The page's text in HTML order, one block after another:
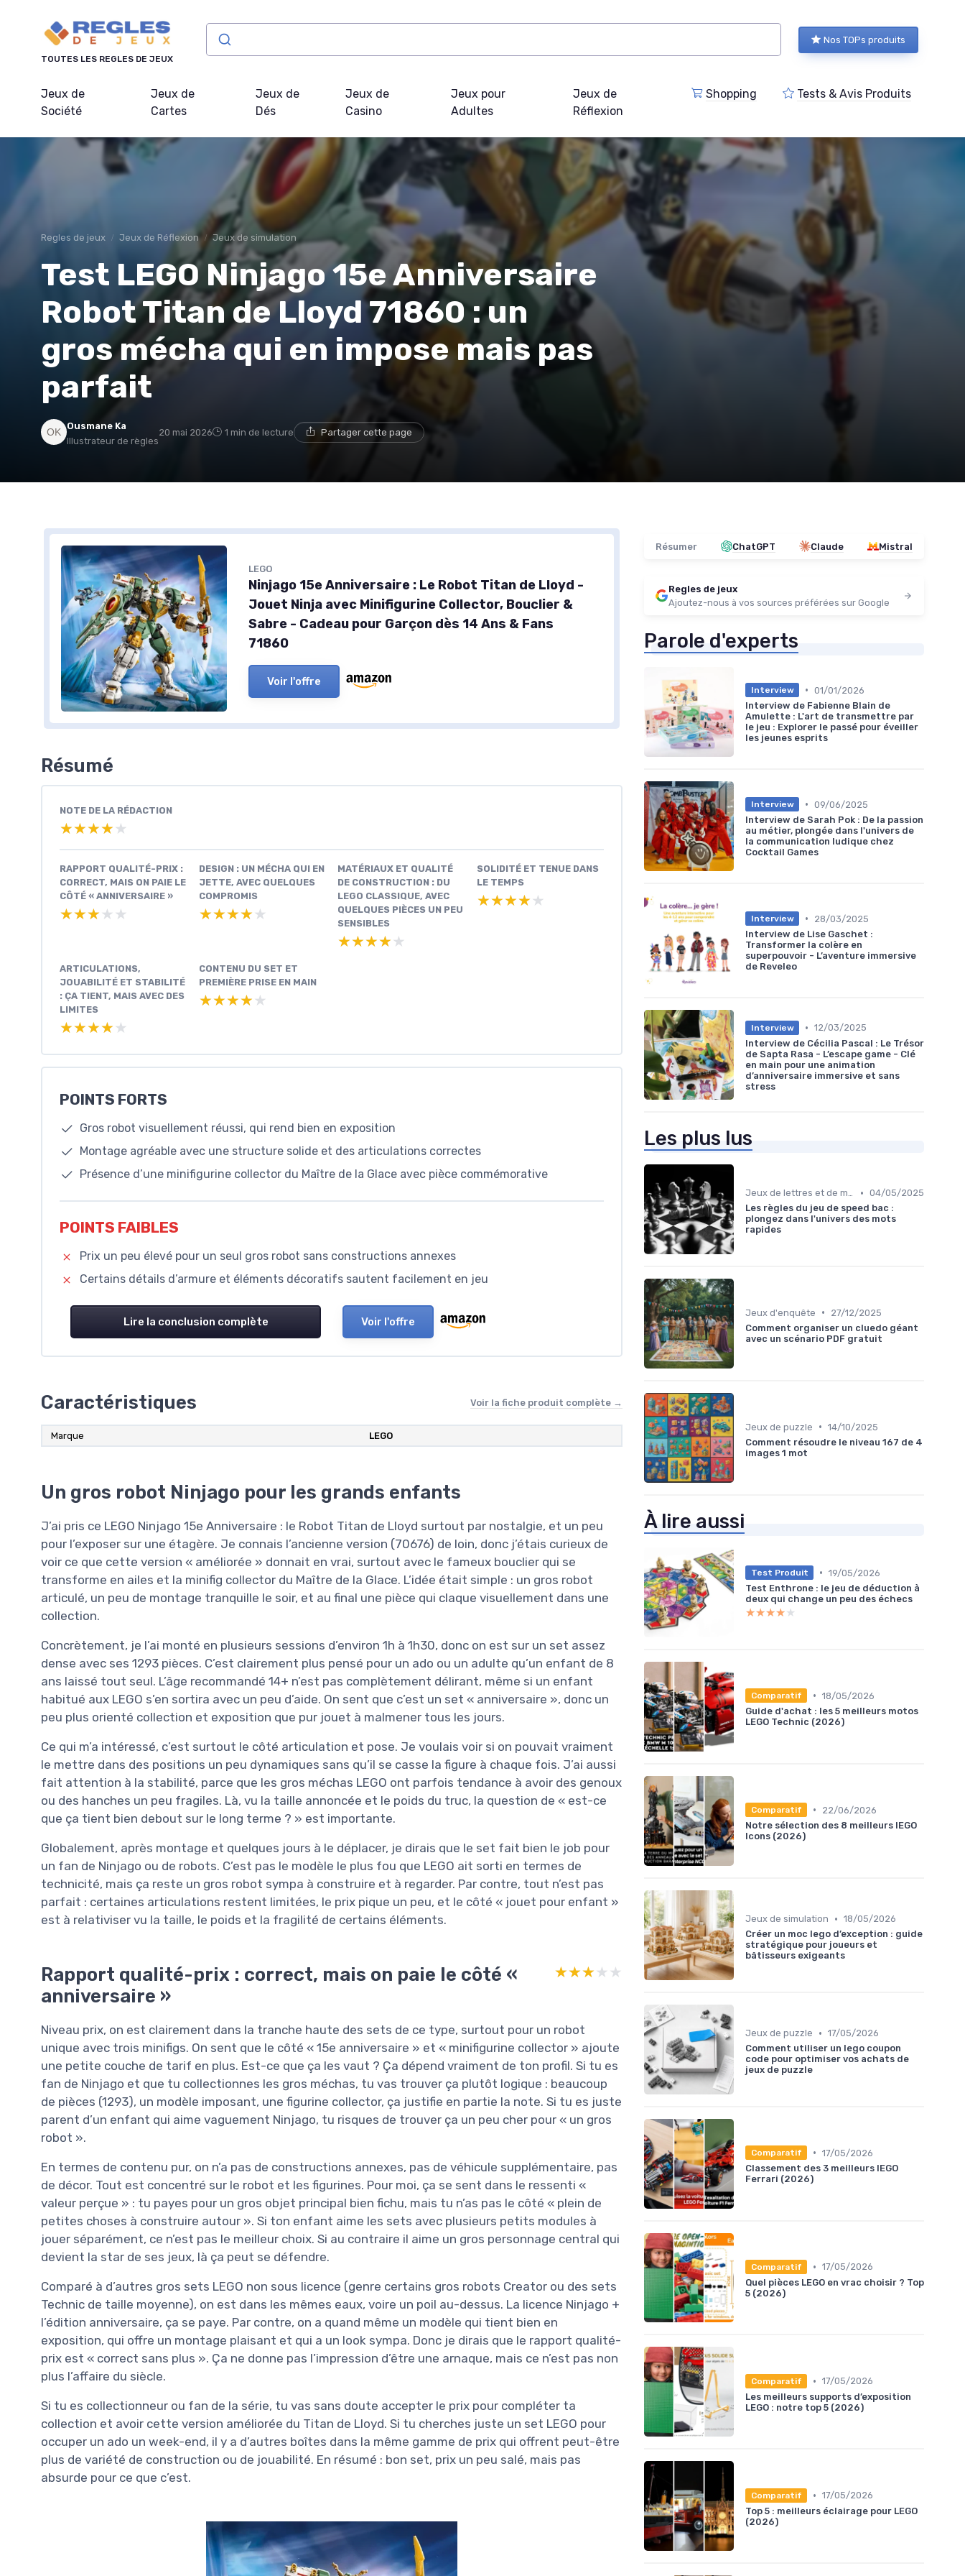
TOUTES LES REGLES DE JEUX
Nos TOPs produits
Jeux de
Société
Jeux de
Cartes
Jeux de
Dés
Jeux de
Casino
Jeux pour
Adultes
Jeux de
Réflexion
Shopping Tests & Avis Produits
Regles de jeux Jeux de Réflexion Jeux de simulation
Test LEGO Ninjago 15e Anniversaire
Robot Titan de Lloyd 71860 : un
gros mécha qui en impose mais pas
parfait
Ousmane Ka
Illustrateur de règles
20 mai 2026 1 min de lecture Partager cette page
LEGO
Ninjago 15e Anniversaire : Le Robot Titan de Lloyd -
Jouet Ninja avec Minifigurine Collector, Bouclier &
Sabre - Cadeau pour Garçon dès 14 Ans & Fans
71860
Voir l'offre
Résumé
NOTE DE LA RÉDACTION
★★★★★
★★★★★
RAPPORT QUALITÉ-PRIX :
CORRECT, MAIS ON PAIE LE
CÔTÉ « ANNIVERSAIRE »
★★★★★
★★★★★
DESIGN : UN MÉCHA QUI EN
JETTE, AVEC QUELQUES
COMPROMIS
★★★★★
★★★★★
MATÉRIAUX ET QUALITÉ
DE CONSTRUCTION : DU
LEGO CLASSIQUE, AVEC
QUELQUES PIÈCES UN PEU
SENSIBLES
★★★★★
★★★★★
SOLIDITÉ ET TENUE DANS
LE TEMPS
★★★★★
★★★★★
ARTICULATIONS,
JOUABILITÉ ET STABILITÉ
: ÇA TIENT, MAIS AVEC DES
LIMITES
★★★★★
★★★★★
CONTENU DU SET ET
PREMIÈRE PRISE EN MAIN
★★★★★
★★★★★
POINTS FORTS
Gros robot visuellement réussi, qui rend bien en exposition
Montage agréable avec une structure solide et des articulations correctes
Présence d’une minifigurine collector du Maître de la Glace avec pièce commémorative
POINTS FAIBLES
Prix un peu élevé pour un seul gros robot sans constructions annexes
Certains détails d’armure et éléments décoratifs sautent facilement en jeu
Lire la conclusion complète Voir l'offre
Caractéristiques Voir la fiche produit complète →
Marque LEGO
Un gros robot Ninjago pour les grands enfants
J’ai pris ce LEGO Ninjago 15e Anniversaire : le Robot Titan de Lloyd surtout par nostalgie, et un peu
pour l’exposer sur une étagère. Je connais l’ancienne version (70676) de loin, donc j’étais curieux de
voir ce que cette version « améliorée » donnait en vrai, surtout avec le fameux bouclier qui se
transforme en ailes et la minifig collector du Maître de la Glace. L’idée était simple : un gros robot
articulé, un peu de montage tranquille le soir, et au final une pièce qui claque visuellement dans une
collection.
Concrètement, je l’ai monté en plusieurs sessions d’environ 1h à 1h30, donc on est sur un set assez
dense avec ses 1293 pièces. C’est clairement plus pensé pour un ado ou un adulte qu’un enfant de 8
ans laissé tout seul. L’âge recommandé 14+ n’est pas complètement délirant, même si un enfant
habitué aux LEGO s’en sortira avec un peu d’aide. On sent que c’est un set « anniversaire », donc un
peu plus orienté collection et exposition que pur jouet à malmener tous les jours.
Ce qui m’a intéressé, c’est surtout le côté articulation et pose. Je voulais voir si on pouvait vraiment
le mettre dans des positions un peu dynamiques sans qu’il se casse la figure à chaque fois. J’ai aussi
fait attention à la stabilité, parce que les gros méchas LEGO ont parfois tendance à avoir des genoux
ou des hanches un peu fragiles. Là, vu la taille annoncée et le poids du truc, la question de « est-ce
que ça tient bien debout sur le long terme ? » est importante.
Globalement, après montage et quelques jours à le déplacer, je dirais que le set fait bien le job pour
un fan de Ninjago ou de robots. C’est pas le modèle le plus fou que LEGO ait sorti en termes de
technicité, mais ça reste un gros robot sympa à construire et à regarder. Par contre, tout n’est pas
parfait : certaines articulations restent limitées, le prix pique un peu, et le côté « jouet pour enfant »
est à relativiser vu la taille, le poids et la fragilité de certains éléments.
Rapport qualité-prix : correct, mais on paie le côté «
anniversaire »
★★★★★
★★★★★
Niveau prix, on est clairement dans la tranche haute des sets de ce type, surtout pour un robot
unique avec trois minifigs. On sent que le côté « 15e anniversaire » et « minifigurine collector » ajoute
une petite couche de tarif en plus. Est-ce que ça les vaut ? Ça dépend vraiment de ton profil. Si tu es
fan de Ninjago et que tu collectionnes les gros méchas, tu vas trouver ça plutôt logique : beaucoup
de pièces (1293), un modèle imposant, une figurine collector, ça justifie en partie la note. Si tu es juste
parent d’un enfant qui aime vaguement Ninjago, tu risques de trouver ça un peu cher pour « un gros
robot ».
En termes de contenu pur, on n’a pas de constructions annexes, pas de véhicule supplémentaire, pas
de décor. Tout est concentré sur le robot et les figurines. Pour moi, ça se sent dans le ressenti «
valeur perçue » : tu payes pour un gros objet principal bien fichu, mais tu n’as pas le côté « plein de
petites choses à construire autour ». Si ton enfant aime les sets avec plusieurs petits modules à
jouer séparément, ce n’est pas le meilleur choix. Si au contraire il aime un gros personnage central qui
devient la star de ses jeux, là ça peut se défendre.
Comparé à d’autres gros sets LEGO non sous licence (genre certains gros robots Creator ou des sets
Technic de taille moyenne), on est dans les mêmes eaux, voire un poil au-dessus. La licence Ninjago +
l’édition anniversaire, ça se paye. Par contre, on a quand même un modèle qui tient bien en
exposition, qui offre un montage plaisant et qui a un look sympa. Donc je dirais que le rapport qualité-
prix est « correct sans plus ». Ça ne donne pas l’impression d’être une arnaque, mais ce n’est pas non
plus l’affaire du siècle.
Si tu es collectionneur ou fan de la série, tu vas sans doute accepter le prix pour compléter ta
collection et avoir cette version améliorée du Titan de Lloyd. Si tu cherches juste un set LEGO pour
occuper un ado un week-end, il y a d’autres boîtes dans la même gamme de prix qui offrent peut-être
plus de variété de construction ou de jouabilité. En résumé : bon set, prix un peu salé, mais pas
absurde pour ce que c’est.
Résumer ChatGPT Claude Mistral
Regles de jeux
Ajoutez-nous à vos sources préférées sur Google
Parole d'experts
Interview • 01/01/2026
Interview de Fabienne Blain de
Amulette : L'art de transmettre par
le jeu : Explorer le passé pour éveiller
les jeunes esprits
Interview • 09/06/2025
Interview de Sarah Pok : De la passion
au métier, plongée dans l'univers de
la communication ludique chez
Cocktail Games
Interview •
28/03/2025
Interview de Lise Gaschet :
Transformer la colère en
superpouvoir - L’aventure immersive
de Reveleo
Interview • 12/03/2025
Interview de Cécilia Pascal : Le Trésor
de Sapta Rasa - L’escape game - Clé
en main pour une animation
d’anniversaire immersive et sans
stress
Les plus lus
Jeux de lettres et de mots • 04/05/2025
Les règles du jeu de speed bac :
plongez dans l'univers des mots
rapides
Jeux d'enquête •
27/12/2025
Comment organiser un cluedo géant
avec un scénario PDF gratuit
Jeux de puzzle • 14/10/2025
Comment résoudre le niveau 167 de 4
images 1 mot
À lire aussi
Test Produit • 19/05/2026
Test Enthrone : le jeu de déduction à
deux qui change un peu des échecs
★★★★★
★★★★★
Comparatif • 18/05/2026
Guide d'achat : les 5 meilleurs motos
LEGO Technic (2026)
Comparatif •
22/06/2026
Notre sélection des 8 meilleurs lEGO
Icons (2026)
Jeux de simulation • 18/05/2026
Créer un moc lego d’exception : guide
stratégique pour joueurs et
bâtisseurs exigeants
Jeux de puzzle • 17/05/2026
Comment utiliser un lego coupon
code pour optimiser vos achats de
jeux de puzzle
Comparatif • 17/05/2026
Classement des 3 meilleurs lEGO
Ferrari (2026)
Comparatif • 17/05/2026
Quel pièces LEGO en vrac choisir ? Top
5 (2026)
Comparatif • 17/05/2026
Les meilleurs supports d’exposition
LEGO : notre top 5 (2026)
Comparatif • 17/05/2026
Top 5 : meilleurs éclairage pour LEGO
(2026)